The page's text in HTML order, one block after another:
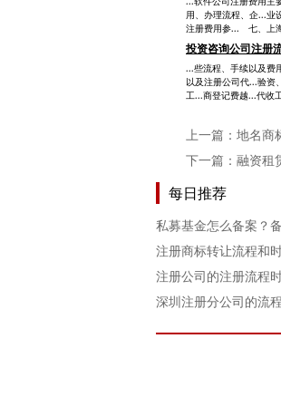
用、办理流程、企...
注册费用参... 七、上
投资咨询公司注册
...些流程、手续以及费
以及注册公司代...验资
工...商登记费越...代
上一篇： 地名商
下一篇： 融资租
每日推荐
注册商标转让流程和